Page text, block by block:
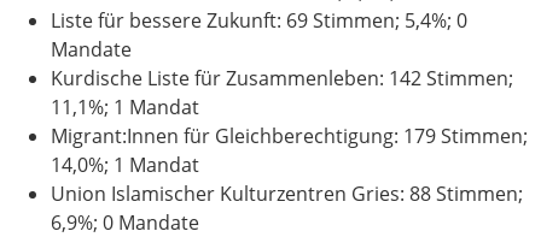
Liste für bessere Zukunft: 69 Stimmen; 5,4%; 0
Mandate
Kurdische Liste für Zusammenleben: 142 Stimmen;
11,1%; 1 Mandat
Migrant:Innen für Gleichberechtigung: 179 Stimmen;
14,0%; 1 Mandat
Union Islamischer Kulturzentren Gries: 88 Stimmen;
6,9%; 0 Mandate